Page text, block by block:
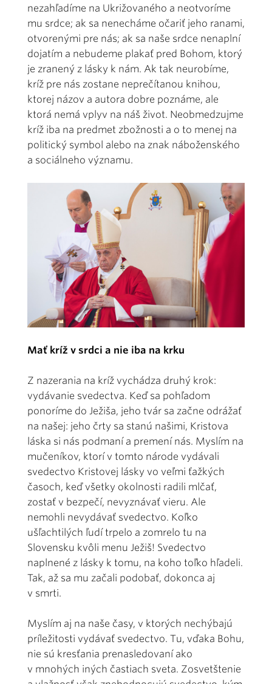
nezahľadíme na Ukrižovaného a neotvoríme
mu srdce; ak sa nenecháme očariť jeho ranami,
otvorenými pre nás; ak sa naše srdce nenaplní
dojatím a nebudeme plakať pred Bohom, ktorý
je zranený z lásky k nám. Ak tak neurobíme,
kríž pre nás zostane neprečítanou knihou,
ktorej názov a autora dobre poznáme, ale
ktorá nemá vplyv na náš život. Neobmedzujme
kríž iba na predmet zbožnosti a o to menej na
politický symbol alebo na znak náboženského
a sociálneho významu.
Mať kríž v srdci a nie iba na krku
Z nazerania na kríž vychádza druhý krok:
vydávanie svedectva. Keď sa pohľadom
ponoríme do Ježiša, jeho tvár sa začne odrážať
na našej: jeho črty sa stanú našimi, Kristova
láska si nás podmaní a premení nás. Myslím na
mučeníkov, ktorí v tomto národe vydávali
svedectvo Kristovej lásky vo veľmi ťažkých
časoch, keď všetky okolnosti radili mlčať,
zostať v bezpečí, nevyznávať vieru. Ale
nemohli nevydávať svedectvo. Koľko
ušľachtilých ľudí trpelo a zomrelo tu na
Slovensku kvôli menu Ježiš! Svedectvo
naplnené z lásky k tomu, na koho toľko hľadeli.
Tak, až sa mu začali podobať, dokonca aj
v smrti.
Myslím aj na naše časy, v ktorých nechýbajú
príležitosti vydávať svedectvo. Tu, vďaka Bohu,
nie sú kresťania prenasledovaní ako
v mnohých iných častiach sveta. Zosvetštenie